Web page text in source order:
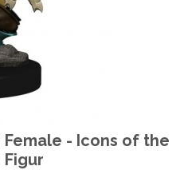
- Icons of the
Figur